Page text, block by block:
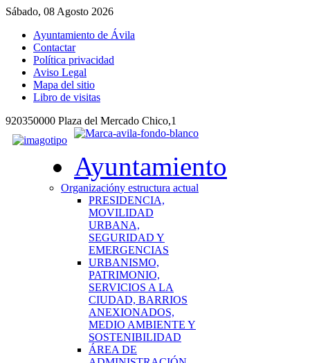
Sábado, 08 Agosto 2026
Ayuntamiento de Ávila
Contactar
Política privacidad
Aviso Legal
Mapa del sitio
Libro de visitas
920350000 Plaza del Mercado Chico,1
Ayuntamiento
Organizacióny estructura actual
PRESIDENCIA,
MOVILIDAD
URBANA,
SEGURIDAD Y
EMERGENCIAS
URBANISMO,
PATRIMONIO,
SERVICIOS A LA
CIUDAD, BARRIOS
ANEXIONADOS,
MEDIO AMBIENTE Y
SOSTENIBILIDAD
ÁREA DE